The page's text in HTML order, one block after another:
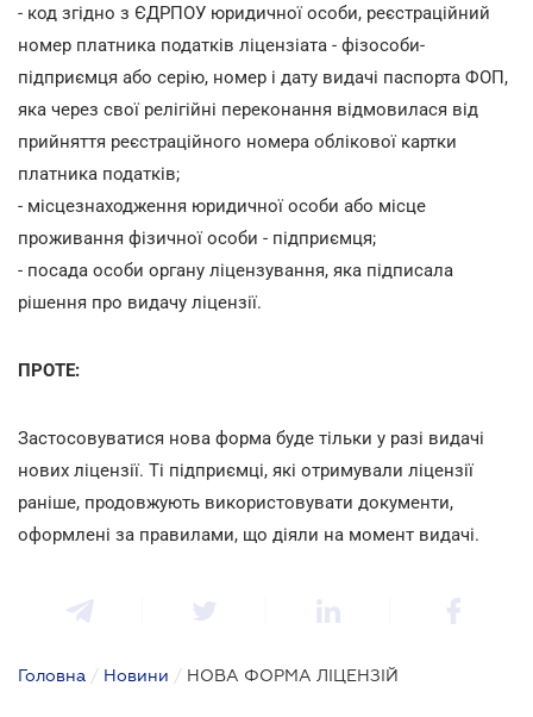
- код згідно з ЄДРПОУ юридичної особи, реєстраційний
номер платника податків ліцензіата - фізособи-
підприємця або серію, номер і дату видачі паспорта ФОП,
яка через свої релігійні переконання відмовилася від
прийняття реєстраційного номера облікової картки
платника податків;
- місцезнаходження юридичної особи або місце
проживання фізичної особи - підприємця;
- посада особи органу ліцензування, яка підписала
рішення про видачу ліцензії.
ПРОТЕ:
Застосовуватися нова форма буде тільки у разі видачі
нових ліцензії. Ті підприємці, які отримували ліцензії
раніше, продовжують використовувати документи,
оформлені за правилами, що діяли на момент видачі.
Головна / Новини / НОВА ФОРМА ЛІЦЕНЗІЙ